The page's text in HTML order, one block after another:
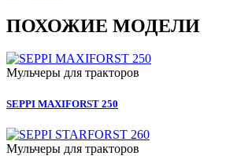
ПОХОЖИЕ МОДЕЛИ
Мульчеры для тракторов
SEPPI MAXIFORST 250
Мульчеры для тракторов